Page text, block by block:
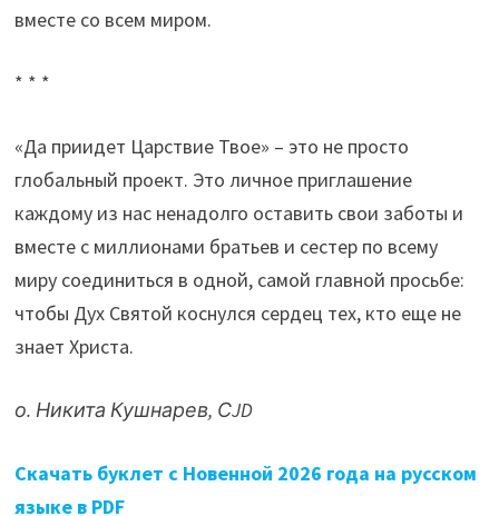
вместе со всем миром.
* * *
«Да приидет Царствие Твое» – это не просто
глобальный проект. Это личное приглашение
каждому из нас ненадолго оставить свои заботы и
вместе с миллионами братьев и сестер по всему
миру соединиться в одной, самой главной просьбе:
чтобы Дух Святой коснулся сердец тех, кто еще не
знает Христа.
о. Никита Кушнарев, СJD
Скачать буклет с Новенной 2026 года на русском
языке в PDF